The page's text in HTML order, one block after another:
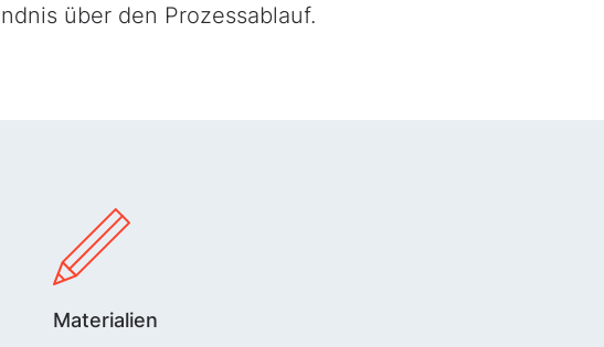
über den Prozessablauf.
Materialien